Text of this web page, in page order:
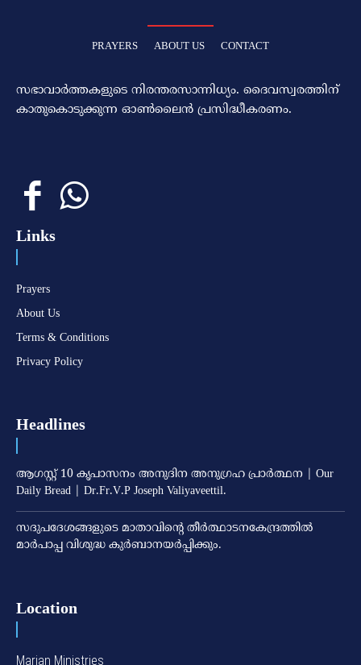
PRAYERS ABOUT US CONTACT
സഭാവാര്‍ത്തകളുടെ നിരന്തരസാന്നിധ്യം. ദൈവസ്വരത്തിന്‌
കാതുകൊടുക്കുന്ന ഓണ്‍ലൈന്‍ പ്രസിദ്ധീകരണം.
Links
Prayers
About Us
Terms & Conditions
Privacy Policy
Headlines
ആഗസ്റ്റ് 10 കൃപാസനം അനുദിന അനുഗ്രഹ പ്രാർത്ഥന | Our
Daily Bread | Dr.Fr.V.P Joseph Valiyaveettil.
സദുപദേശങ്ങളുടെ മാതാവിന്റെ തീര്‍ത്ഥാടനകേന്ദ്രത്തില്‍
മാര്‍പാപ്പ വിശുദ്ധ കുര്‍ബാനയര്‍പ്പിക്കും.
Location
Marian Ministries